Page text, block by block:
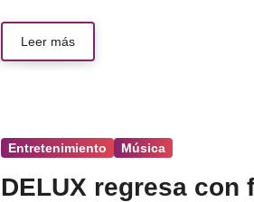
Leer más
Entretenimiento Música
DELUX regresa